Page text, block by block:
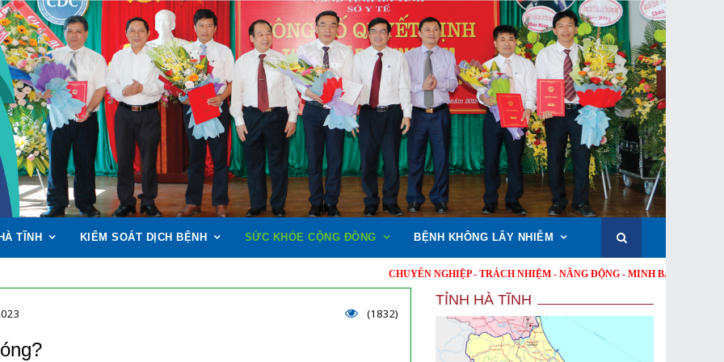
TĨNH KIỂM SOÁT DỊCH BỆNH SỨC KHỎE CỘNG ĐỒNG BỆNH KHÔNG LÂY NHIỄM
CHUYÊN NGHIỆP - TRÁCH NHIỆM - NĂNG ĐỘNG - MINH BẠCH - HIỆU QUẢ !
(1832)
TỈNH HÀ TĨNH